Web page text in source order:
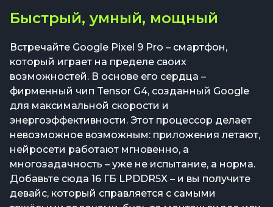
Быстрый, умный, мощный
Встречайте Google Pixel 9 Pro – смартфон,
который играет на пределе своих
возможностей. В основе его сердца –
фирменный чип Tensor G4, созданный Google
для максимальной скорости и
энергоэффективности. Этот процессор делает
невозможное возможным: приложения летают,
нейросети работают мгновенно, а
многозадачность – уже не испытание, а норма.
Добавьте сюда 16 ГБ LPDDR5X – и вы получите
девайс, который справляется с самыми